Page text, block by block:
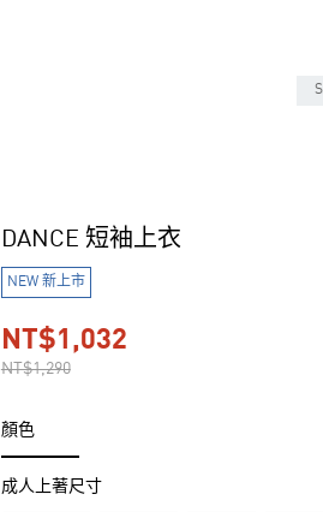
DANCE 短袖上衣
NEW 新上市
NT$1,290
NT$1,032
顏色
成人上著尺寸